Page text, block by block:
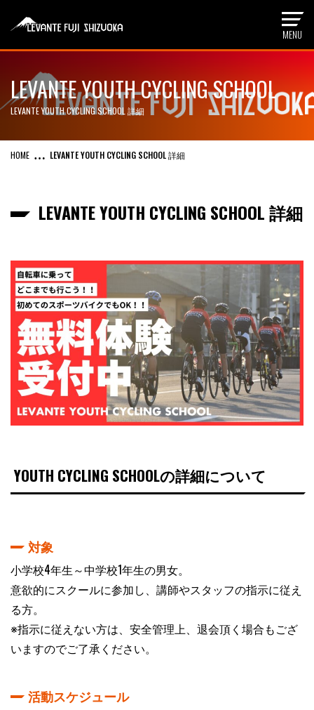
LEVANTE YOUTH CYCLING SCHOOL
LEVANTE YOUTH CYCLING SCHOOL 詳細
LEVANTE YOUTH CYCLING SCHOOL 詳細
LEVANTE YOUTH CYCLING SCHOOL 詳細
YOUTH CYCLING SCHOOLの詳細について
対象
小学校4年生～中学校1年生の男女。
意欲的にスクールに参加し、講師やスタッフの指示に従え
る方。
※指示に従えない方は、安全管理上、退会頂く場合もござ
いますのでご了承ください。
活動スケジュール